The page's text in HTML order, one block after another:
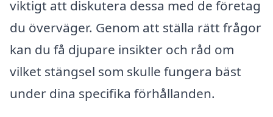
viktigt att diskutera dessa med de företag
du överväger. Genom att ställa rätt frågor
kan du få djupare insikter och råd om
vilket stängsel som skulle fungera bäst
under dina specifika förhållanden.